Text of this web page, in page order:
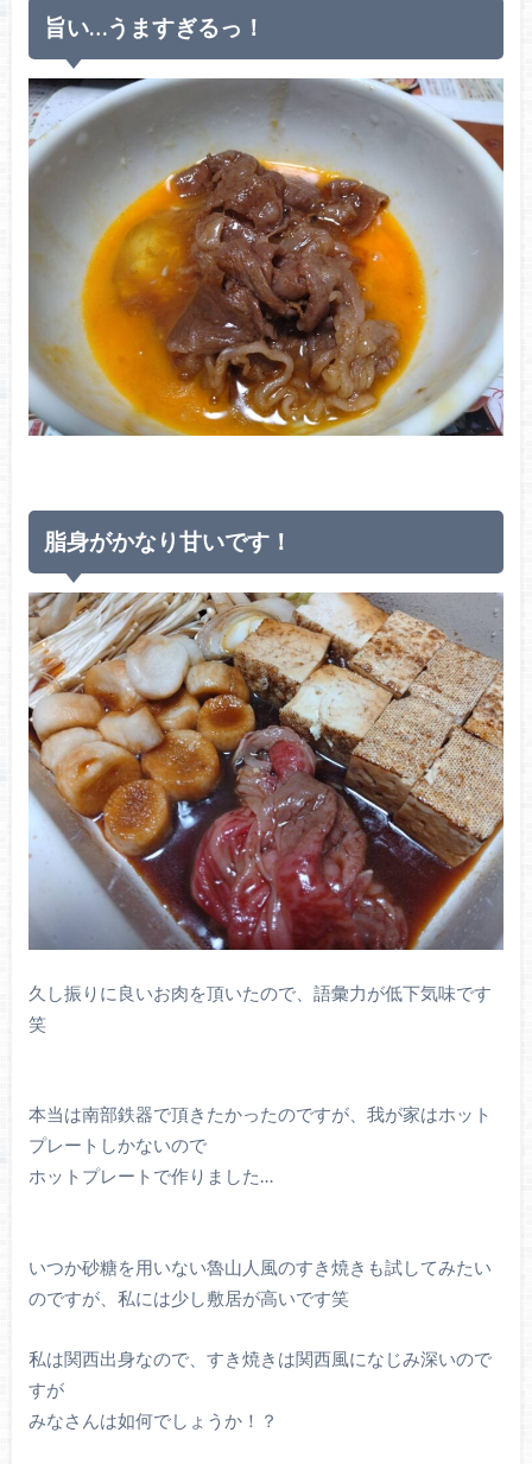
旨い…うますぎるっ！
脂身がかなり甘いです！
久し振りに良いお肉を頂いたので、語彙力が低下気味です
笑
本当は南部鉄器で頂きたかったのですが、我が家はホット
プレートしかないので
ホットプレートで作りました…
いつか砂糖を用いない魯山人風のすき焼きも試してみたい
のですが、私には少し敷居が高いです笑
私は関西出身なので、すき焼きは関西風になじみ深いので
すが
みなさんは如何でしょうか！？